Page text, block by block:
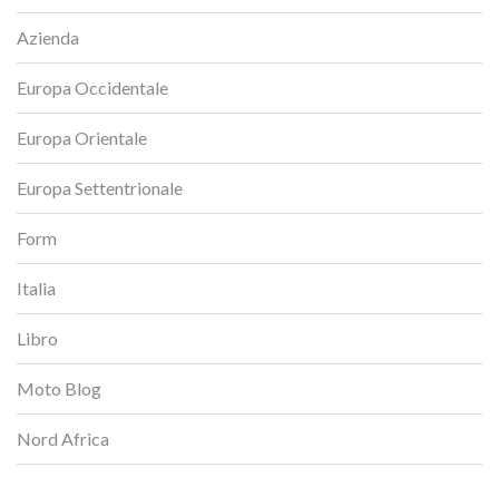
Azienda
Europa Occidentale
Europa Orientale
Europa Settentrionale
Form
Italia
Libro
Moto Blog
Nord Africa